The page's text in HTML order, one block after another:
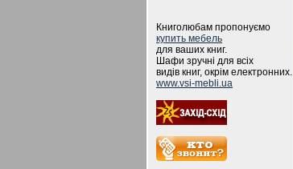
Книголюбам пропонуємо
купить мебель
для ваших книг.
Шафи зручні для всіх
видів книг, окрім електронних.
www.vsi-mebli.ua